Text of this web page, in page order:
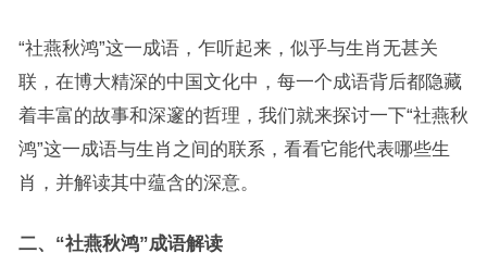
“社燕秋鸿”这一成语，乍听起来，似乎与生肖无甚关
联，在博大精深的中国文化中，每一个成语背后都隐藏
着丰富的故事和深邃的哲理，我们就来探讨一下“社燕秋
鸿”这一成语与生肖之间的联系，看看它能代表哪些生
肖，并解读其中蕴含的深意。
二、“社燕秋鸿”成语解读